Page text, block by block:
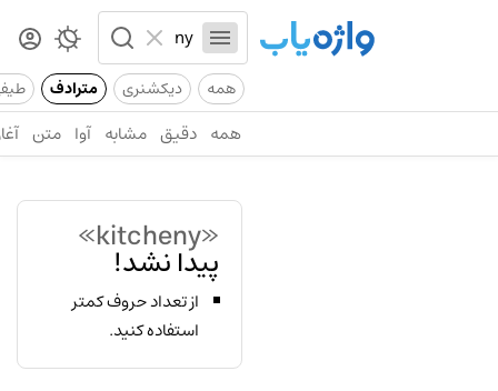
همه دیکشنری مترادف
همه دقیق مشابه آوا متن
«kitcheny»
پیدا نشد!
از تعداد حروف کمتر
استفاده کنید.